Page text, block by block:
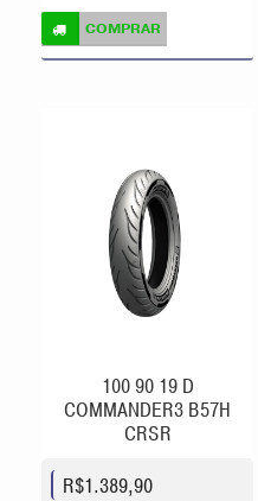
COMPRAR
100 90 19 D
COMMANDER3 B57H
CRSR
R$1.389,90